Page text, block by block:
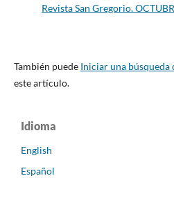
Revista San Gregorio.
También puede Iniciar una búsqueda
este artículo.
Idioma
English
Español